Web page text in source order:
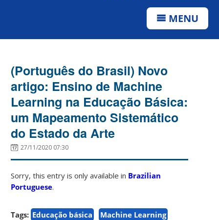
MENU
(Português do Brasil) Novo
artigo: Ensino de Machine
Learning na Educação Básica:
um Mapeamento Sistemático
do Estado da Arte
27/11/2020 07:30
Sorry, this entry is only available in Brazilian
Portuguese.
Tags: Educação básica Machine Learning